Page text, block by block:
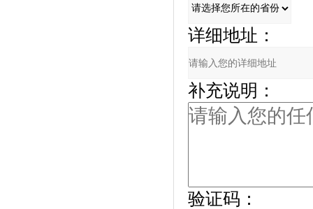
详细地址：
补充说明：
验证码：